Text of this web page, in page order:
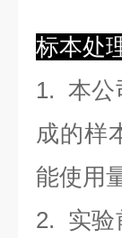
标本处
1. 本公
成的样
能使用
2. 实验